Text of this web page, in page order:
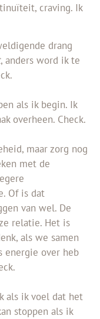
craving. Ik
drang
, anders word ik te
als ik begin. Ik
overheen. Check.
maar zorg nog
met de
Of is dat
van wel. De
relatie. Het is
als we samen
energie over heb
als ik voel dat het
stoppen als ik